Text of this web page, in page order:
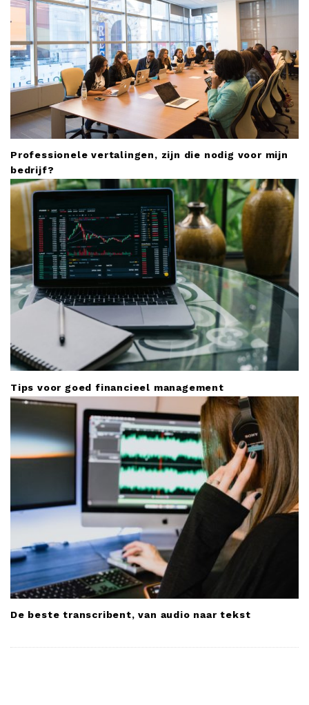
Professionele vertalingen, zijn die nodig voor mijn
bedrijf?
Tips voor goed financieel management
De beste transcribent, van audio naar tekst